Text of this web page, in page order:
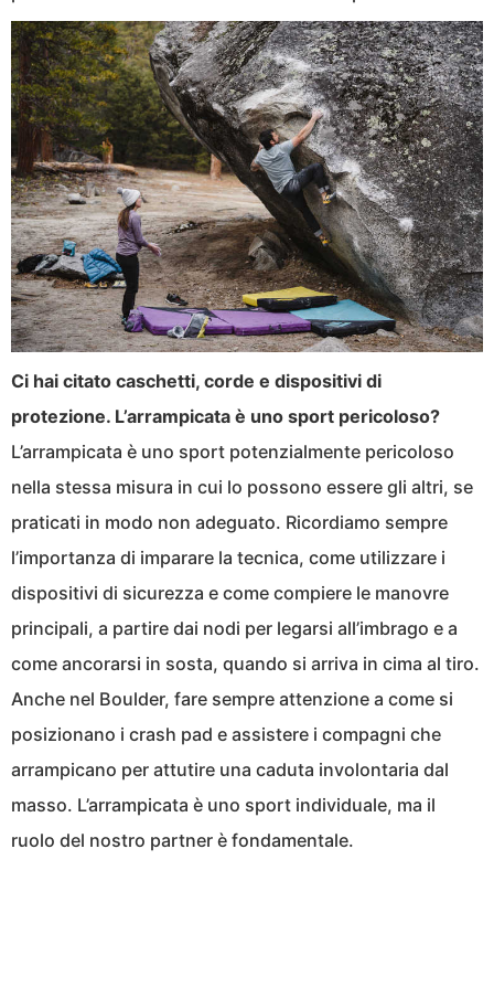
Ci hai citato caschetti, corde e dispositivi di
protezione. L’arrampicata è uno sport pericoloso?
L’arrampicata è uno sport potenzialmente pericoloso
nella stessa misura in cui lo possono essere gli altri, se
praticati in modo non adeguato. Ricordiamo sempre
l’importanza di imparare la tecnica, come utilizzare i
dispositivi di sicurezza e come compiere le manovre
principali, a partire dai nodi per legarsi all’imbrago e a
come ancorarsi in sosta, quando si arriva in cima al tiro.
Anche nel Boulder, fare sempre attenzione a come si
posizionano i crash pad e assistere i compagni che
arrampicano per attutire una caduta involontaria dal
masso. L’arrampicata è uno sport individuale, ma il
ruolo del nostro partner è fondamentale.